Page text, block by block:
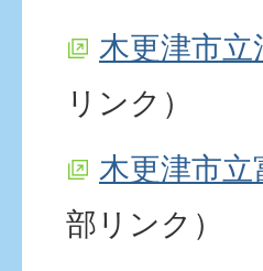
木更津市
リンク）
木更津市
部リンク）